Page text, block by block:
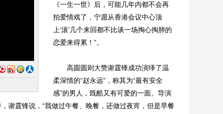
《一生一世》后，可能几年内都不会再
拍爱情戏了，宁愿从香港会议中心顶
上‘滚’几个来回都不比谈一场掏心掏肺的
恋爱来得累！”。
高圆圆则大赞谢霆锋成功演绎了温
柔深情的“赵永远”，称其为“最有安全
感”的男人，既酷又有可爱的一面。导演
谢霆锋说，“我做过午餐、晚餐，还做过夜宵，但是早餐